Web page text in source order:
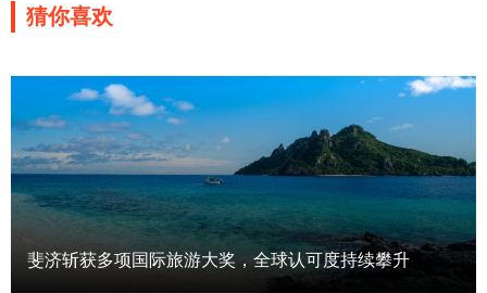
猜你喜欢
斐济斩获多项国际旅游大奖，全球认可度持续攀升